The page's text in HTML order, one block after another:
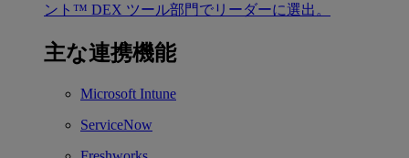
ント™ DEX ツール部門でリーダーに選出。
主な連携機能
Microsoft Intune
ServiceNow